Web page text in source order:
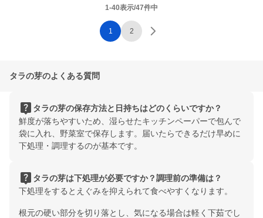
1-40表示/47件中
1 2
タラの芽のよくある質問
live_help タラの芽の保存方法と日持ちはどのくらいですか？
鮮度が落ちやすいため、湿らせたキッチンペーパーで包んで
袋に入れ、野菜室で保存します。届いたらできるだけ早めに
下処理・調理するのが基本です。
live_help タラの芽は下処理が必要ですか？調理前の準備は？
下処理をするとえぐみを抑えられて食べやすくなります。
根元の硬い部分を切り落とし、気になる場合は軽く下茹でし